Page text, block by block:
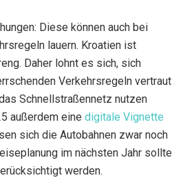
Diese können auch bei
lauern. Kroatien ist
Daher lohnt es sich, sich
Verkehrsregeln vertraut
Schnellstraßennetz nutzen
außerdem eine digitale Vignette
sich die Autobahnen zwar noch
im nächsten Jahr sollte
werden.